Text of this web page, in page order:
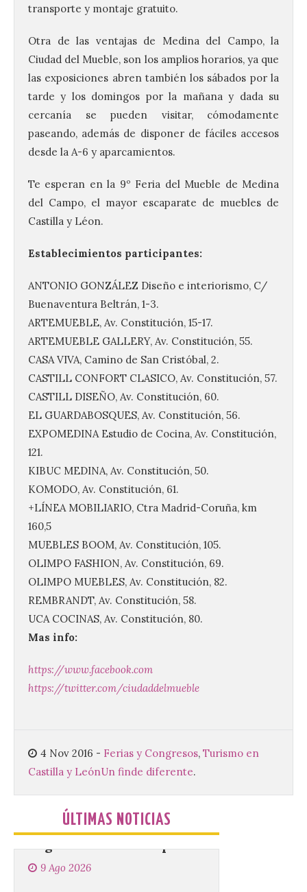
transporte y montaje gratuito.
Otra de las ventajas de Medina del Campo, la
Ciudad del Mueble, son los amplios horarios, ya que
las exposiciones abren también los sábados por la
tarde y los domingos por la mañana y dada su
cercanía se pueden visitar, cómodamente
paseando, además de disponer de fáciles accesos
desde la A-6 y aparcamientos.
Te esperan en la 9º Feria del Mueble de Medina
del Campo, el mayor escaparate de muebles de
Castilla y Léon.
Establecimientos participantes:
ANTONIO GONZÁLEZ Diseño e interiorismo, C/
Buenaventura Beltrán, 1-3.
ARTEMUEBLE, Av. Constitución, 15-17.
ARTEMUEBLE GALLERY, Av. Constitución, 55.
CASA VIVA, Camino de San Cristóbal, 2.
CASTILL CONFORT CLASICO, Av. Constitución, 57.
CASTILL DISEÑO, Av. Constitución, 60.
EL GUARDABOSQUES, Av. Constitución, 56.
EXPOMEDINA Estudio de Cocina, Av. Constitución,
121.
KIBUC MEDINA, Av. Constitución, 50.
KOMODO, Av. Constitución, 61.
+LÍNEA MOBILIARIO, Ctra Madrid-Coruña, km
160,5
MUEBLES BOOM, Av. Constitución, 105.
OLIMPO FASHION, Av. Constitución, 69.
OLIMPO MUEBLES, Av. Constitución, 82.
REMBRANDT, Av. Constitución, 58.
UCA COCINAS, Av. Constitución, 80.
Mas info:
https://www.facebook.com
https://twitter.com/ciudaddelmueble
4 Nov 2016 - Ferias y Congresos, Turismo en
Castilla y LeónUn finde diferente.
ÚLTIMAS NOTICIAS
Brujería Fest Summer un
festival que se celebrará
el 11 de agosto en la
Bañeza
9 Ago 2026
El Ayuntamiento de La
Brujería Fest Summer
agosto la presentación oficial del Brujería
Fest Summer […]
El gran libro del eclipse
9 Ago 2026